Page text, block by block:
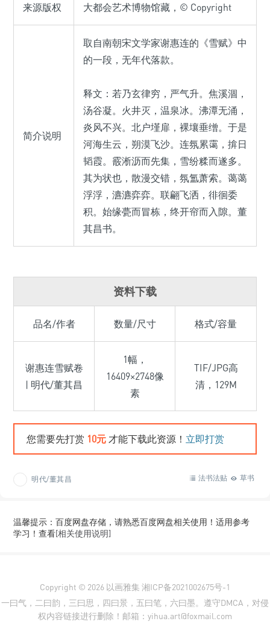
来源版权 大都会艺术博物馆藏，© Copyright
简介说明
取自南朝宋文学家谢惠连的《雪赋》中
的一段，无年代落款。
释文：若乃玄律穷，严气升。焦溪涸，
汤谷凝。火井灭，温泉冰。沸潭无涌，
炎风不兴。北户墐扉，裸壤垂缯。于是
河海生云，朔漠飞沙。连氛累霭，揜日
韬霞。霰淅沥而先集，雪纷糅而遂多。
其为状也，散漫交错，氛氲萧索。蔼蔼
浮浮，瀌瀌弈弈。联翩飞洒，徘徊委
积。始缘甍而冒栋，终开帘而入隙。董
其昌书。
资料下载
品名/作者 数量/尺寸 格式/容量
谢惠连雪赋卷
| 明代/董其昌
1幅，
16409×2748像
素
TIF/JPG高
清，129M
您需要先打赏 10元 才能下载此资源！ 立即打赏
明代/董其昌 草书
法书法贴
温馨提示：百度网盘存储，请熟悉百度网盘相关使用！适用参考
学习！查看[相关使用说明]
Copyright © 2026 以画雅集 湘ICP备2021002675号-1
一曰气，二曰韵，三曰思，四曰景，五曰笔，六曰墨。遵守DMCA，对侵
权内容链接进行删除！邮箱：yihua.art@foxmail.com